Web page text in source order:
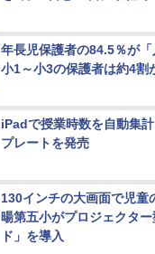
年長児保護者の84.5％が「
小1～小3の保護者は約4割
iPadで授業時数を自動集
プレートを発売
130インチの大画面で児童
暘第五小がプロジェクタ
ド」を導入